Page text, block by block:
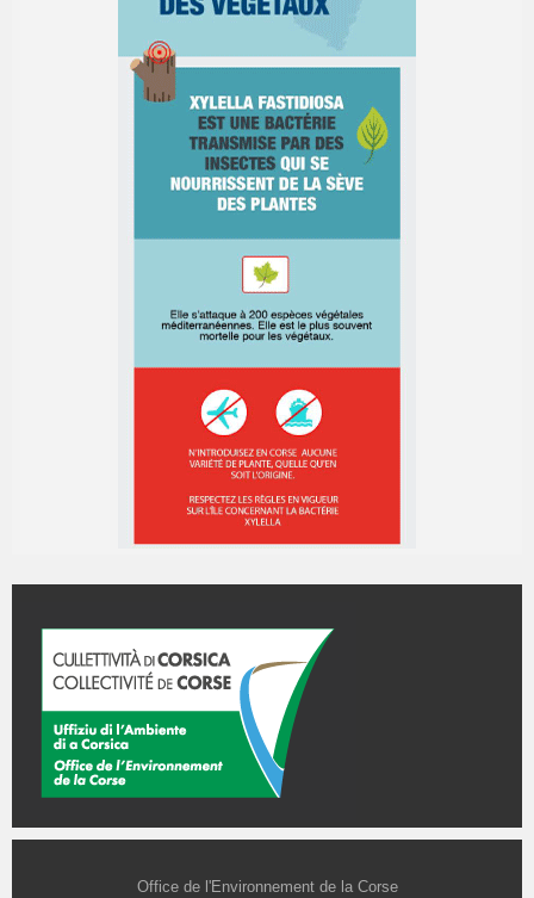
Office de l'Environnement de la Corse